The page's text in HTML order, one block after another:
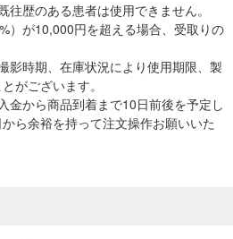
歴のある患者は使用できません。
）が10,000円を超える場合、受取りの
影時期、在庫状況により使用期限、製
がございます。
金から商品到着まで10日前後を予定し
ら余裕を持って注文操作お願いいた